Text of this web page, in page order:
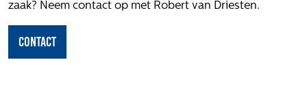
zaak? Neem contact op met Robert van Driesten.
contact